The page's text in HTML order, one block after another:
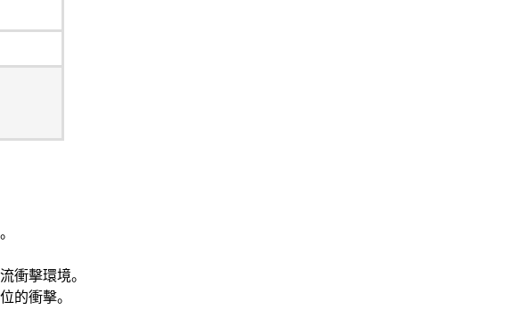
衝擊環境。
的衝擊。